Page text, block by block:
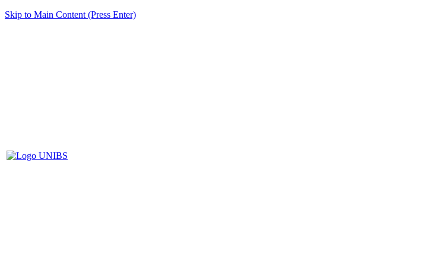
Skip to Main Content (Press Enter)